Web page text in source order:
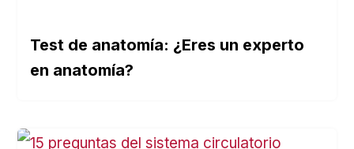
Test de anatomía: ¿Eres un experto
en anatomía?